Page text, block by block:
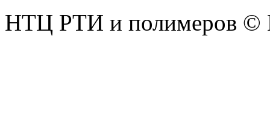
НТЦ РТИ и полимеров ©